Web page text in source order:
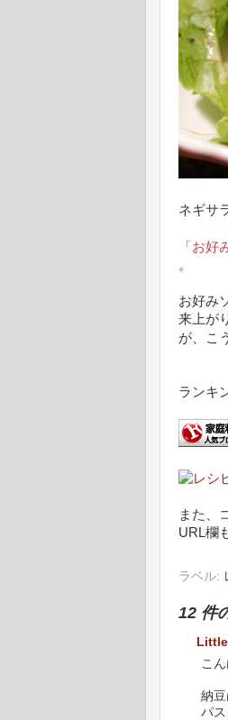
ネギサ
「お好
。
お好み
来上が
が、こ
ランキ
また、
URL欄
ラベル:
12 件
こ
納
パ